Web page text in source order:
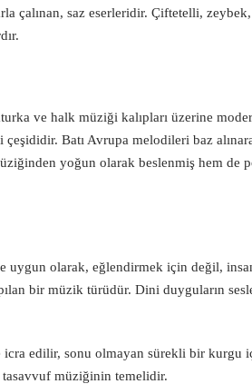
çalınan, saz eserleridir. Çiftetelli,
ve halk müziği kalıpları üzerine
Batı Avrupa melodileri baz
yoğun olarak beslenmiş hem de
olarak, eğlendirmek için değil,
bir müzik türüdür. Dini duyguların
edilir, sonu olmayan sürekli bir kurgu
müziğinin temelidir.